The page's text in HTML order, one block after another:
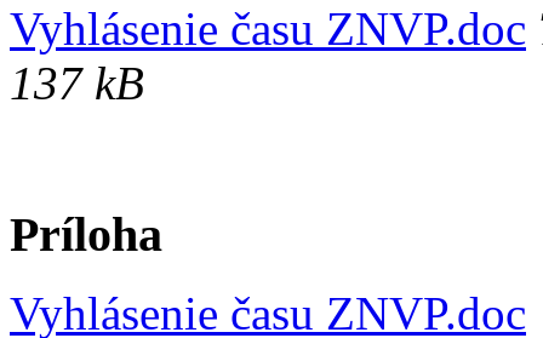
Vyhlásenie času ZNVP.doc
137 kB
Príloha
Vyhlásenie času ZNVP.doc